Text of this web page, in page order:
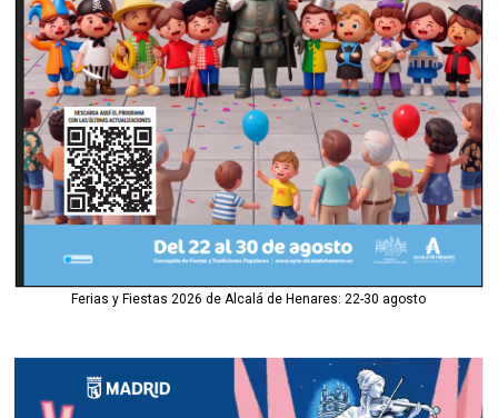
Ferias y Fiestas 2026 de Alcalá de Henares: 22-30 agosto